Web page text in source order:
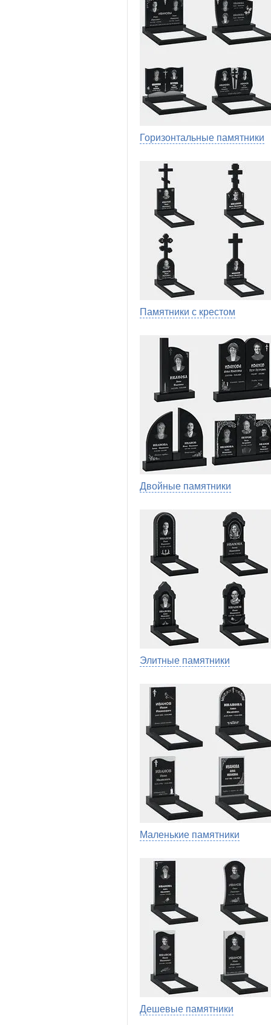
Горизонтальные памятники
Памятники с крестом
Двойные памятники
Элитные памятники
Маленькие памятники
Дешевые памятники